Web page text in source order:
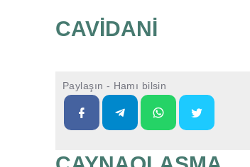
CAVİDANİ
Paylaşın - Hamı bilsin